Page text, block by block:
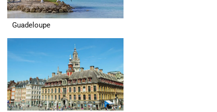
Guadeloupe